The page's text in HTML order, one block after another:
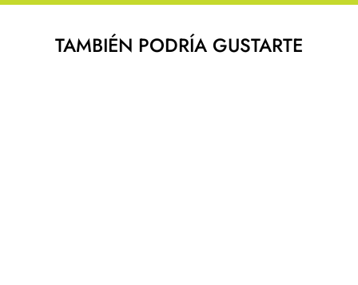
TAMBIÉN PODRÍA GUSTARTE